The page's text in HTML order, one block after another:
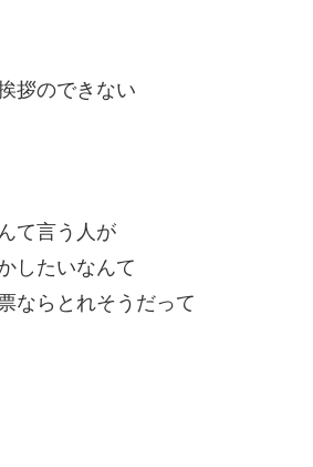
拶のできない
て言う人が
したいなんて
ならとれそうだって